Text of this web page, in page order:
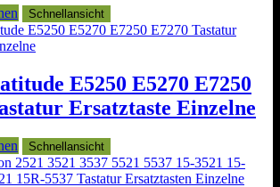
Schnellansicht
E5250 E5270 E7250
Ersatztaste Einzelne
Schnellansicht